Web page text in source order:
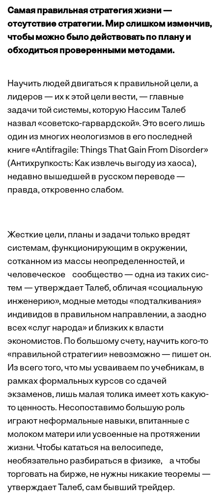
Самая правильная стратегия жизни —
отсутствие стратегии. Мир слишком изменчив,
чтобы можно было действовать по плану и
обходиться проверенными методами.
Научить людей двигаться к правильной цели, а
лидеров — их к этой цели вести, — главные
задачи той системы, которую Нассим Талеб
назвал «советско-гарвардской». Это всего лишь
один из многих нео­логизмов в его последней
книге «Antifragile: Things That Gain From Disorder»
(Антихрупкость: Как извлечь выгоду из хаоса),
недавно вышедшей в русском переводе —
правда, откровенно слабом.
Жесткие цели, планы и задачи только вредят
системам, функционирующим в окружении,
сотканном из массы неопределенностей, и
человеческое­ сообщество — одна из таких сис­
тем — утверждает Талеб, обличая «социальную
инженерию», модные методы «подталкивания»
индивидов в правильном направлении, а заодно
всех «слуг народа» и близких к власти
экономистов. По большому счету, научить кого-то
«правильной стратегии» невозможно — пишет он.
Из всего того, что мы усваиваем по учебникам, в
рамках формальных курсов со сдачей
экзаменов, лишь малая толика имеет хоть какую-
то ценность. Несопоставимо большую роль
играют неформальные навыки, впитанные с
молоком матери или усвоенные на протяжении
жизни. Чтобы кататься на велосипеде,
необязательно разбираться в физике, а чтобы
торговать на бирже, не нужны никакие теоремы —
утверждает Талеб, сам бывший трейдер.